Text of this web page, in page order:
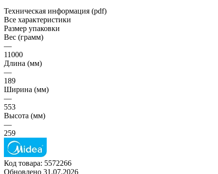
Техническая информация (pdf)
Все характеристики
Размер упаковки
Вес (грамм)
—
11000
Длина (мм)
—
189
Ширина (мм)
—
553
Высота (мм)
—
259
Код товара: 5572266
Обновлено 31.07.2026